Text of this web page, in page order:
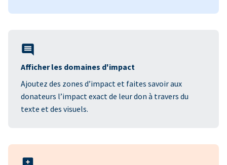
Afficher les domaines d'impact
Ajoutez des zones d’impact et faites savoir aux
donateurs l’impact exact de leur don à travers du
texte et des visuels.